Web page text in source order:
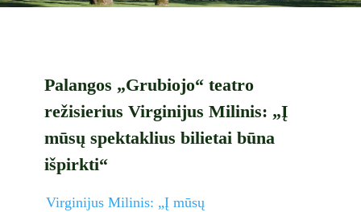
Palangos „Grubiojo“ teatro
režisierius Virginijus Milinis: „Į
mūsų spektaklius bilietai būna
išpirkti“
Virginijus Milinis: „Į mūsų